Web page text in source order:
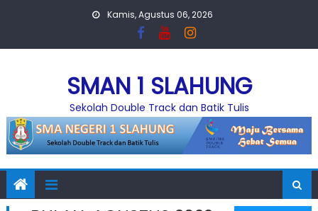
Kamis, Agustus 06, 2026
SMAN 1 SLAHUNG
Sekolah Double Track dan Batik Tulis